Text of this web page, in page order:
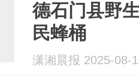
德石门县野
民蜂桶
潇湘晨报 2025-08-